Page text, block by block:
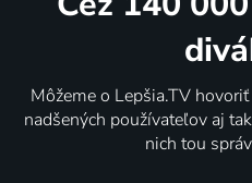
Môžeme o Lepšia.TV
nadšených používateľov aj
nich tou